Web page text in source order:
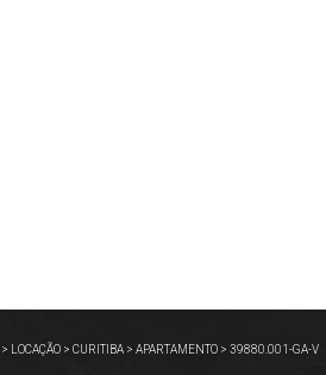
> LOCAÇÃO > CURITIBA > APARTAMENTO > 39880.001-GA-V